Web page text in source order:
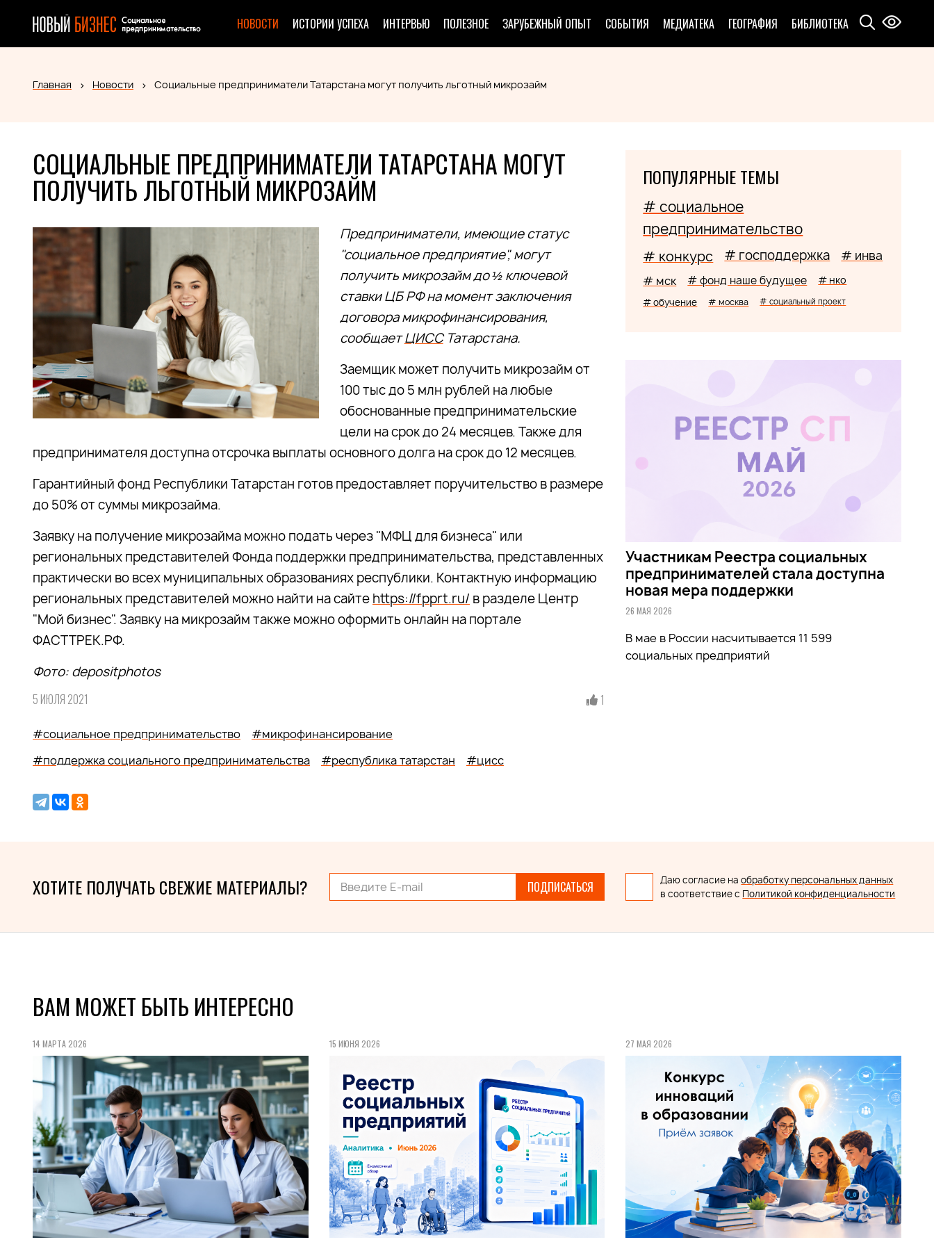
НОВОСТИ ИСТОРИИ УСПЕХА ИНТЕРВЬЮ ПОЛЕЗНОЕ ЗАРУБЕЖНЫЙ ОПЫТ СОБЫТИЯ МЕДИАТЕКА ГЕОГРАФИЯ БИБЛИОТЕКА
Главная Новости Социальные предприниматели Татарстана могут получить льготный микрозайм
СОЦИАЛЬНЫЕ ПРЕДПРИНИМАТЕЛИ ТАТАРСТАНА МОГУТ
ПОЛУЧИТЬ ЛЬГОТНЫЙ МИКРОЗАЙМ
Предприниматели, имеющие статус
"социальное предприятие", могут
получить микрозайм до ½ ключевой
ставки ЦБ РФ на момент заключения
договора микрофинансирования,
сообщаетЦИССТатарстана.
Заемщик может получить микрозайм от
100 тыс до 5 млн рублей на любые
обоснованные предпринимательские
цели на срок до 24 месяцев. Также для
предпринимателя доступна отсрочка выплаты основного долга на срок до 12 месяцев.
Гарантийный фонд Республики Татарстан готов предоставляет поручительство в размере
до 50% от суммы микрозайма.
Заявку на получение микрозайма можно подать через "МФЦ для бизнеса" или
региональных представителей Фонда поддержки предпринимательства, представленных
практически во всех муниципальных образованиях республики. Контактную информацию
региональных представителей можно найти на сайте https://fpprt.ru/ в разделе Центр
"Мой бизнес". Заявку на микрозайм также можно оформить онлайн на портале
ФАСТТРЕК.РФ.
Фото: depositphotos
5 ИЮЛЯ 2021 1
#социальное предпринимательство
#микрофинансирование
#поддержка социального предпринимательства
#республика татарстан #цисс
ПОПУЛЯРНЫЕ ТЕМЫ
# социальное
предпринимательство
# конкурс # господдержка # инва
# мск # фонд наше будущее # нко
# обучение # москва # социальный проект
Участникам Реестра социальных
предпринимателей стала доступна
новая мера поддержки
26 МАЯ 2026
В мае в России насчитывается 11 599
социальных предприятий
ХОТИТЕ ПОЛУЧАТЬ СВЕЖИЕ МАТЕРИАЛЫ? ПОДПИСАТЬСЯ Даю согласие наобработку персональных данных
в соответствие с Политикой конфиденциальности
ВАМ МОЖЕТ БЫТЬ ИНТЕРЕСНО
14 МАРТА 2026 15 ИЮНЯ 2026 27 МАЯ 2026